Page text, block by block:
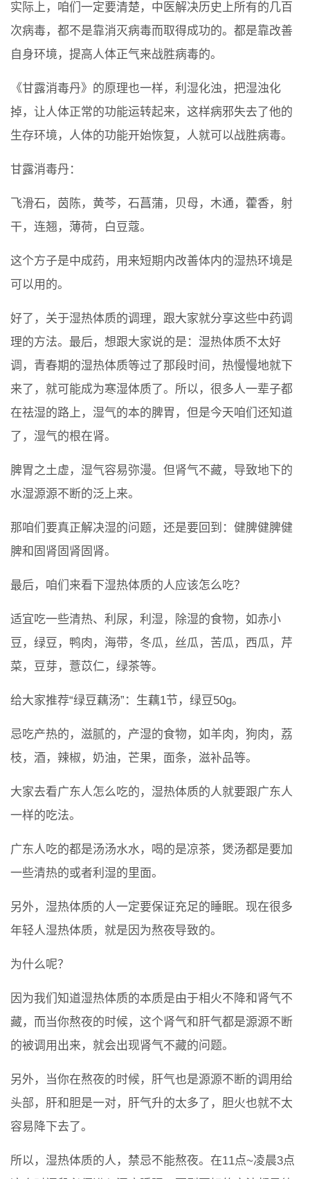
实际上，咱们一定要清楚，中医解决历史上所有的几百
次病毒，都不是靠消灭病毒而取得成功的。都是靠改善
自身环境，提高人体正气来战胜病毒的。
《甘露消毒丹》的原理也一样，利湿化浊，把湿浊化
掉，让人体正常的功能运转起来，这样病邪失去了他的
生存环境，人体的功能开始恢复，人就可以战胜病毒。
甘露消毒丹：
飞滑石，茵陈，黄芩，石菖蒲，贝母，木通，藿香，射
干，连翘，薄荷，白豆蔻。
这个方子是中成药，用来短期内改善体内的湿热环境是
可以用的。
好了，关于湿热体质的调理，跟大家就分享这些中药调
理的方法。最后，想跟大家说的是：湿热体质不太好
调，青春期的湿热体质等过了那段时间，热慢慢地就下
来了，就可能成为寒湿体质了。所以，很多人一辈子都
在祛湿的路上，湿气的本的脾胃，但是今天咱们还知道
了，湿气的根在肾。
脾胃之土虚，湿气容易弥漫。但肾气不藏，导致地下的
水湿源源不断的泛上来。
那咱们要真正解决湿的问题，还是要回到：健脾健脾健
脾和固肾固肾固肾。
最后，咱们来看下湿热体质的人应该怎么吃？
适宜吃一些清热、利尿，利湿，除湿的食物，如赤小
豆，绿豆，鸭肉，海带，冬瓜，丝瓜，苦瓜，西瓜，芹
菜，豆芽，薏苡仁，绿茶等。
给大家推荐“绿豆藕汤”：生藕1节，绿豆50g。
忌吃产热的，滋腻的，产湿的食物，如羊肉，狗肉，荔
枝，酒，辣椒，奶油，芒果，面条，滋补品等。
大家去看广东人怎么吃的，湿热体质的人就要跟广东人
一样的吃法。
广东人吃的都是汤汤水水，喝的是凉茶，煲汤都是要加
一些清热的或者利湿的里面。
另外，湿热体质的人一定要保证充足的睡眠。现在很多
年轻人湿热体质，就是因为熬夜导致的。
为什么呢？
因为我们知道湿热体质的本质是由于相火不降和肾气不
藏，而当你熬夜的时候，这个肾气和肝气都是源源不断
的被调用出来，就会出现肾气不藏的问题。
另外，当你在熬夜的时候，肝气也是源源不断的调用给
头部，肝和胆是一对，肝气升的太多了，胆火也就不太
容易降下去了。
所以，湿热体质的人，禁忌不能熬夜。在11点~凌晨3点